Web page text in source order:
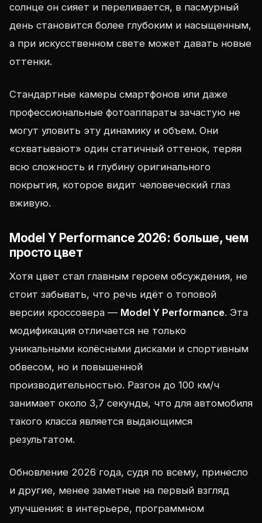
солнце он сияет и переливается, в пасмурный
день становится более глубоким и насыщенным,
а при искусственном свете может давать новые
оттенки.
Стандартные камеры смартфонов или даже
профессиональные фотоаппараты зачастую не
могут уловить эту динамику и объем. Они
«схватывают» один статичный оттенок, теряя
всю сложность и глубину оригинального
покрытия, которое видит человеческий глаз
вживую.
Model Y Performance 2026: больше, чем
просто цвет
Хотя цвет стал главным героем обсуждения, не
стоит забывать, что речь идёт о топовой
версии кроссовера — Model Y Performance. Эта
модификация отличается не только
уникальными колёсными дисками и спортивным
обвесом, но и повышенной
производительностью. Разгон до 100 км/ч
занимает около 3,7 секунды, что для автомобиля
такого класса является выдающимся
результатом.
Обновление 2026 года, судя по всему, принесло
и другие, менее заметные на первый взгляд
улучшения: в интерьере, программном